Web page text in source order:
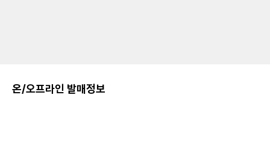
온/오프라인 발매정보